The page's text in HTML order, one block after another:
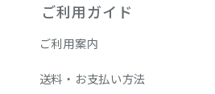
ご利用ガイド
ご利用案内
送料・お支払い方法